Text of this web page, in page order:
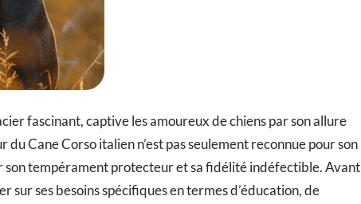
fascinant, captive les amoureux de chiens par son allure
Cane Corso italien n’est pas seulement reconnue pour son
son tempérament protecteur et sa fidélité indéfectible. Avant
sur ses besoins spécifiques en termes d’éducation, de